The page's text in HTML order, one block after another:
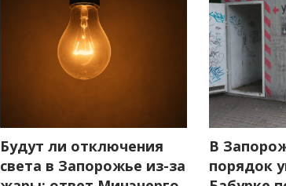
Будут ли отключения
света в Запорожье из-за
В
порядок